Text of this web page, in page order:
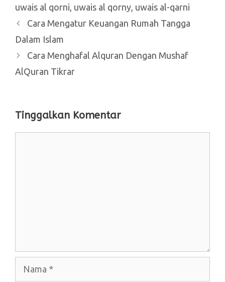
uwais al qorni uwais al qorny uwais al-qarni
Cara Mengatur Keuangan Rumah Tangga
Dalam Islam
Cara Menghafal Alquran Dengan Mushaf
AlQuran Tikrar
Tinggalkan Komentar